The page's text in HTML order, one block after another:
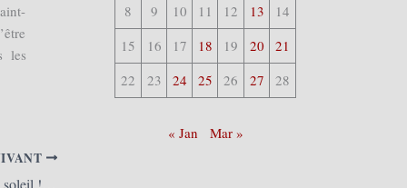
les
Rumes (B) – Un mariage… géant, sous le soleil ! (Dernière Heure)
8
9 10 11 12 13
14
15
16 17 18 19 20
21
22
23 24 25 26 27 28
« Jan Mar »